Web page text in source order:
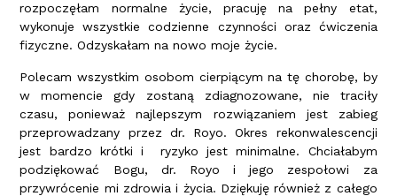
rozpoczęłam normalne życie, pracuję na pełny etat,
wykonuje wszystkie codzienne czynności oraz ćwiczenia
fizyczne. Odzyskałam na nowo moje życie.
Polecam wszystkim osobom cierpiącym na tę chorobę, by
w momencie gdy zostaną zdiagnozowane, nie traciły
czasu, ponieważ najlepszym rozwiązaniem jest zabieg
przeprowadzany przez dr. Royo. Okres rekonwalescencji
jest bardzo krótki i ryzyko jest minimalne. Chciałabym
podziękować Bogu, dr. Royo i jego zespołowi za
przywrócenie mi zdrowia i życia. Dziękuję również z całego